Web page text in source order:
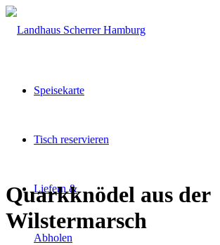
Speisekarte
Tisch reservieren
Liefern &
Abholen
Quarkknödel aus der
Wilstermarsch